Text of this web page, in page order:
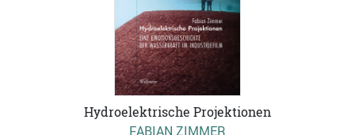
Hydroelektrische Projektionen
FABIAN ZIMMER